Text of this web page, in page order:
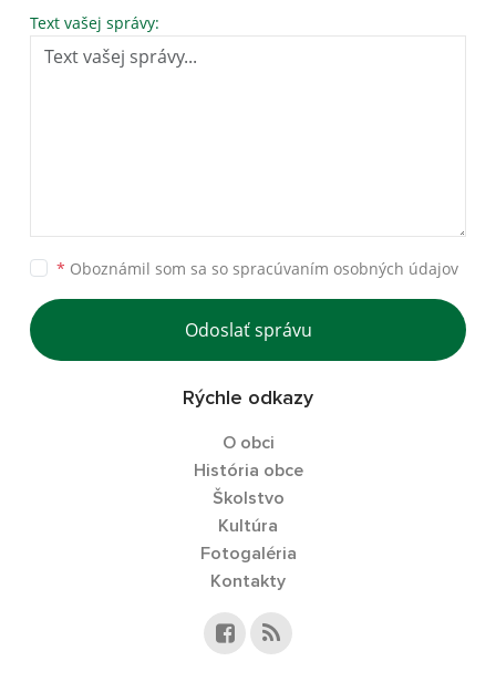
Text vašej správy:
* Oboznámil som sa so spracúvaním osobných údajov
Odoslať správu
Rýchle odkazy
O obci
História obce
Školstvo
Kultúra
Fotogaléria
Kontakty